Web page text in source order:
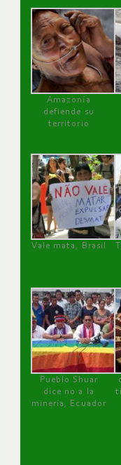
Amazonía
defiende su
territorio
Vale mata, Brasil
Pueblo Shuar
dice no a la
minería, Ecuador